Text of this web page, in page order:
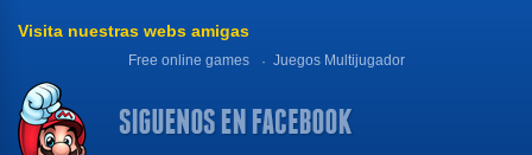
Visita nuestras webs amigas
Free online games Juegos Multijugador